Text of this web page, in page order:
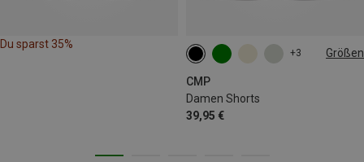
Du sparst 35%
+3 Größen
CMP
Damen Shorts
39,95 €
XXS M
L
XL